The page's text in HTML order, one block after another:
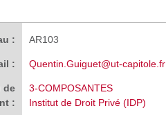
: AR103
: Quentin.Guiguet@ut-capitole.fr
de
:
3-COMPOSANTES
Institut de Droit Privé (IDP)